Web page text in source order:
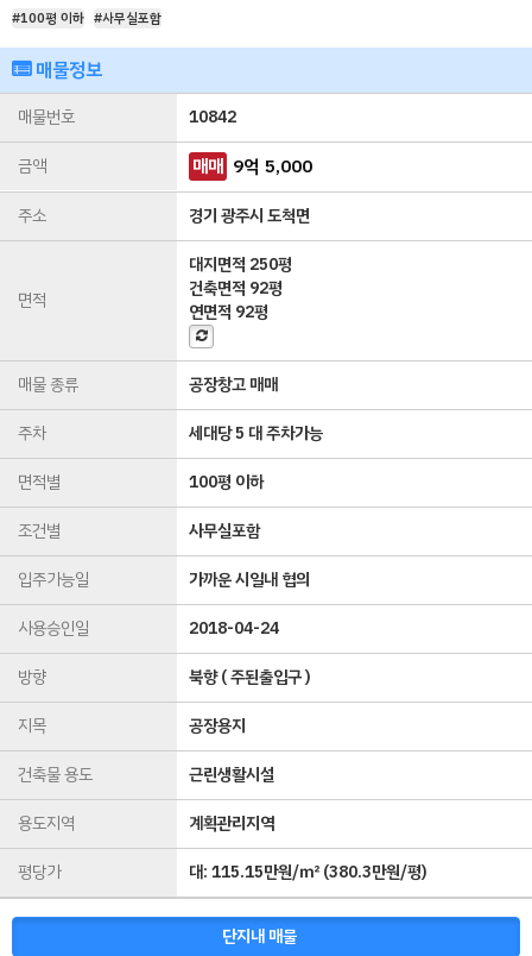
#100평 이하 #사무실포함
매물정보
매물번호
10842
금액
매매 9억 5,000
주소 경기 광주시 도척면
면적
대지면적 250평
건축면적 92평
연면적 92평
매물 종류
공장창고 매매
주차
세대당 5 대 주차가능
면적별
100평 이하
조건별
사무실포함
입주가능일
가까운 시일내 협의
사용승인일
2018-04-24
방향
북향 ( 주된출입구 )
지목
공장용지
건축물 용도
근린생활시설
용도지역
계획관리지역
평당가
대:115.15만원/㎡(380.3만원/평)
단지내 매물